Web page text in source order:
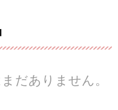
だありません。